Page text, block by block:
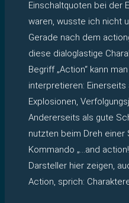
Einschaltquoten bei der
waren, wusste ich nicht
Gerade nach dem
diese dialoglastige
Begriff „Action“ kann
interpretieren: Einerseits
Explosionen,
Andererseits als gute
nutzten beim Dreh
Kommando „…and
Darsteller hier zeigen,
Action, sprich: